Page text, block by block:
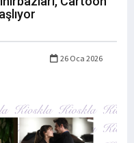
26 Oca 2026